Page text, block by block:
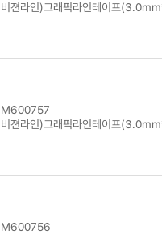
비젼라인)그래픽라인테이프
M600757
비젼라인)그래픽라인테이프
M600756